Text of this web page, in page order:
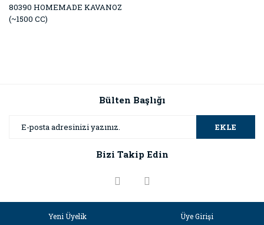
80390 HOMEMADE KAVANOZ
(~1500 CC)
Bülten Başlığı
EKLE
Bizi Takip Edin
Yeni Üyelik
Üye Girişi